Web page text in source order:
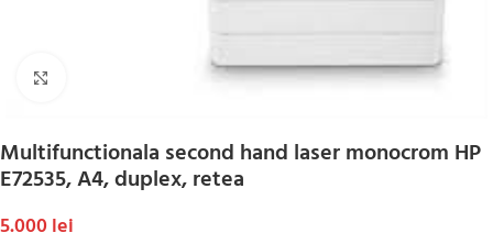
Multifunctionala second hand laser monocrom HP
E72535, A4, duplex, retea
5.000lei